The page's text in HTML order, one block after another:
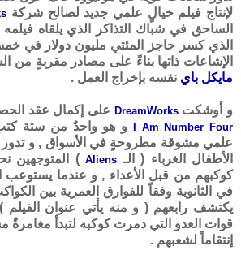
لإنتاج فيلم خيالٍ علمي جديد لصالح شركة
الساحق في شباك التذاكر الذي يلقاه فيلمه
الذي كسر حاجز المئتي مليون دولار في
الإشاعات ذاتها بناءً على مصادر مقربةٍ من
مايكل باي نفسه بإخراج العمل .
و أوشكتDreamWorks على إكمال عقد
I Am Number Four و هو واحدٌ من ستة
علمي مشوقة مطروحةٍ في الأسواق , و
الأطفال الغرباء ( الـ Aliens ) المتوجهين
كوكبهم من قبل الأعداء , و عندما
في الثانوية وفقاً للفوارق العمرية بين
يكتشف رابعهم ( و منه يأتي عنوان
قوات العدو التي دمرت كوكبه لتبدأ مغامرةٌ
إنتقاماً لشعبهم .